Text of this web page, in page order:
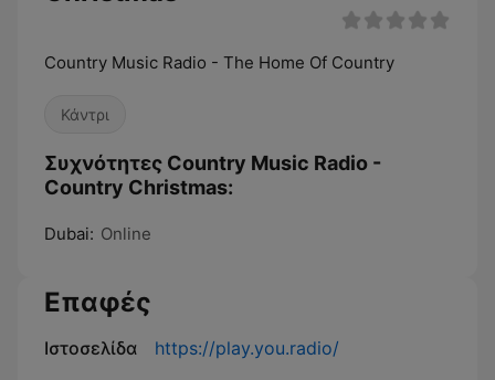
Country Music Radio - The Home Of Country
Κάντρι
Συχνότητες Country Music Radio -
Country Christmas:
Dubai: Online
Επαφές
Ιστοσελίδα https://play.you.radio/